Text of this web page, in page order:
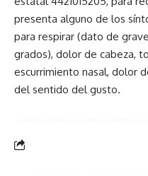
presenta alguno de los
para respirar (dato de
grados), dolor de cabeza,
escurrimiento nasal, dolor
del sentido del gusto.